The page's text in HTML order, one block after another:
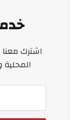
اشترك معنا
المحلية